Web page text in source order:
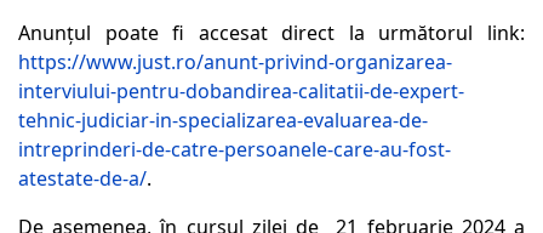
Anunțul poate fi accesat direct la următorul link:
https://www.just.ro/anunt-privind-organizarea-
interviului-pentru-dobandirea-calitatii-de-expert-
tehnic-judiciar-in-specializarea-evaluarea-de-
intreprinderi-de-catre-persoanele-care-au-fost-
atestate-de-a/.
De asemenea, în cursul zilei de 21 februarie 2024 a